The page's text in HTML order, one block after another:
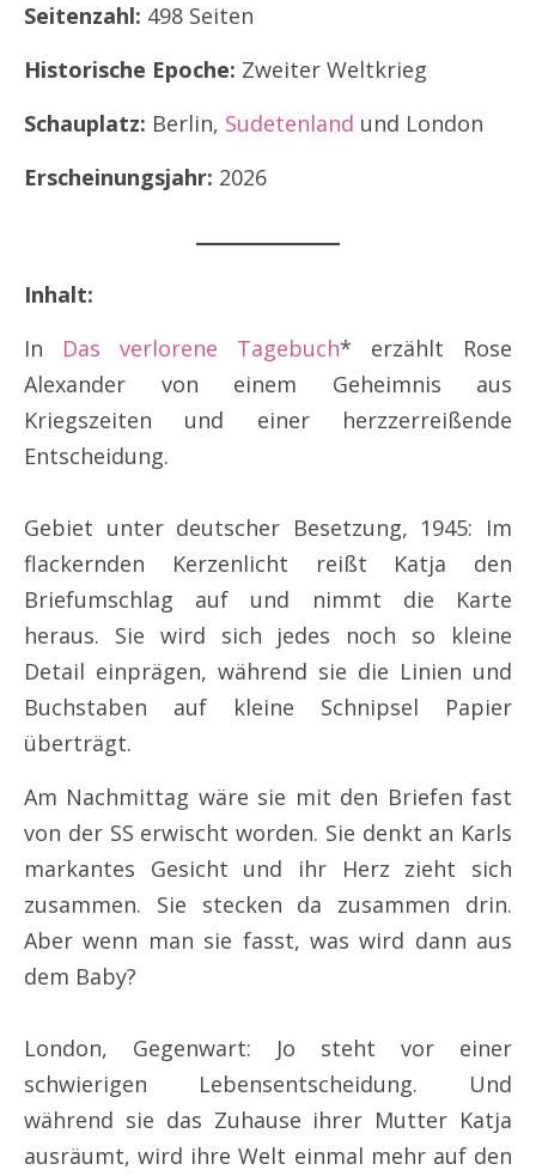
Seitenzahl: 498 Seiten
Historische Epoche: Zweiter Weltkrieg
Schauplatz: Berlin, Sudetenland und London
Erscheinungsjahr: 2026
Inhalt:
In Das verlorene Tagebuch* erzählt Rose
Alexander von einem Geheimnis aus
Kriegszeiten und einer herzzerreißende
Entscheidung.
Gebiet unter deutscher Besetzung, 1945: Im
flackernden Kerzenlicht reißt Katja den
Briefumschlag auf und nimmt die Karte
heraus. Sie wird sich jedes noch so kleine
Detail einprägen, während sie die Linien und
Buchstaben auf kleine Schnipsel Papier
überträgt.
Am Nachmittag wäre sie mit den Briefen fast
von der SS erwischt worden. Sie denkt an Karls
markantes Gesicht und ihr Herz zieht sich
zusammen. Sie stecken da zusammen drin.
Aber wenn man sie fasst, was wird dann aus
dem Baby?
London, Gegenwart: Jo steht vor einer
schwierigen Lebensentscheidung. Und
während sie das Zuhause ihrer Mutter Katja
ausräumt, wird ihre Welt einmal mehr auf den